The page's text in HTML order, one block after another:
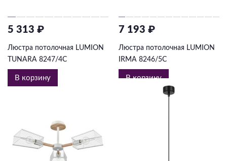
5 313 ₽
Люстра потолочная LUMION
TUNARA 8247/4C
В корзину
7 193 ₽
Люстра потолочная LUMION
IRMA 8246/5C
В корзину